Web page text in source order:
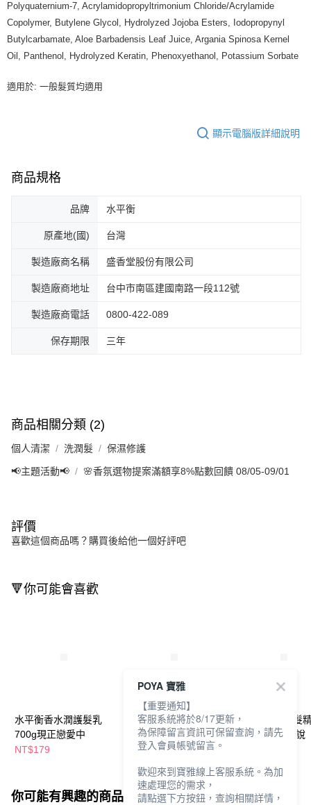
Polyquaternium-7, Acrylamidopropyltrimonium Chloride/Acrylamide
Copolymer, Butylene Glycol, Hydrolyzed Jojoba Esters, Iodopropynyl
Butylcarbamate, Aloe Barbadensis Leaf Juice, Argania Spinosa Kernel
Oil, Panthenol, Hydrolyzed Keratin, Phenoxyethanol, Potassium Sorbate
適用於: 一般髮質均適用
顯示電腦版詳細說明
商品規格
品牌 水平衡
原產地(國) 台灣
製造廠商名稱 盛香堂股份有限公司
製造廠商地址 台中市南區建國南路一段112號
製造廠商電話 0800-422-089
保存期限 三年
商品相關分類 (2)
個人清潔 洗潤髮 保濕修護
📢主題活動📢 🌸香氛選物提案滿額享8%點數回饋 08/05-09/01
評價
喜歡這個商品嗎？購買後給他一個好評吧
🔻你可能會喜歡
水平衡香水潤護髮乳
700g現正戀愛中
NT$179
水平衡香水洗髮精
700g浪漫小確幸
NT$179
水平衡香水洗髮
700g曖昧不能說
你可能有興趣的商品 全站排行
POYA 寶雅
【重要通知】
客服系統將於8/17更新，
為保障留言資訊可保留查詢，請先
登入會員帳號留言。
歡迎來到寶雅線上客服系統。為加
速處理您的需求，
請點選下方按鈕，查詢相關詳情，